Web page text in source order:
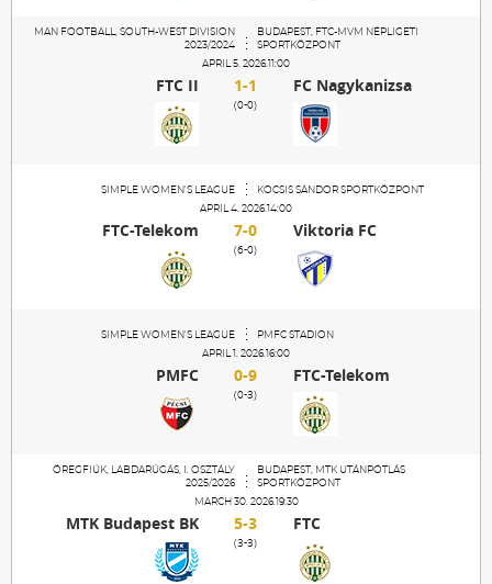
MAN FOOTBALL, SOUTH-WEST DIVISION
2023/2024
BUDAPEST, FTC-MVM NÉPLIGETI
SPORTKÖZPONT
APRIL 5. 2026.11:00
FTC II 1-1 FC Nagykanizsa
(0-0)
SIMPLE WOMEN'S LEAGUE
KOCSIS SÁNDOR SPORTKÖZPONT
APRIL 4. 2026.14:00
FTC-Telekom 7-0 Viktoria FC
(6-0)
SIMPLE WOMEN'S LEAGUE
PMFC STADION
APRIL 1. 2026.16:00
PMFC 0-9 FTC-Telekom
(0-3)
ÖREGFIÚK, LABDARÚGÁS, I. OSZTÁLY
2025/2026
BUDAPEST, MTK UTÁNPÓTLÁS
SPORTKÖZPONT
MARCH 30. 2026.19:30
MTK Budapest BK 5-3 FTC
(3-3)